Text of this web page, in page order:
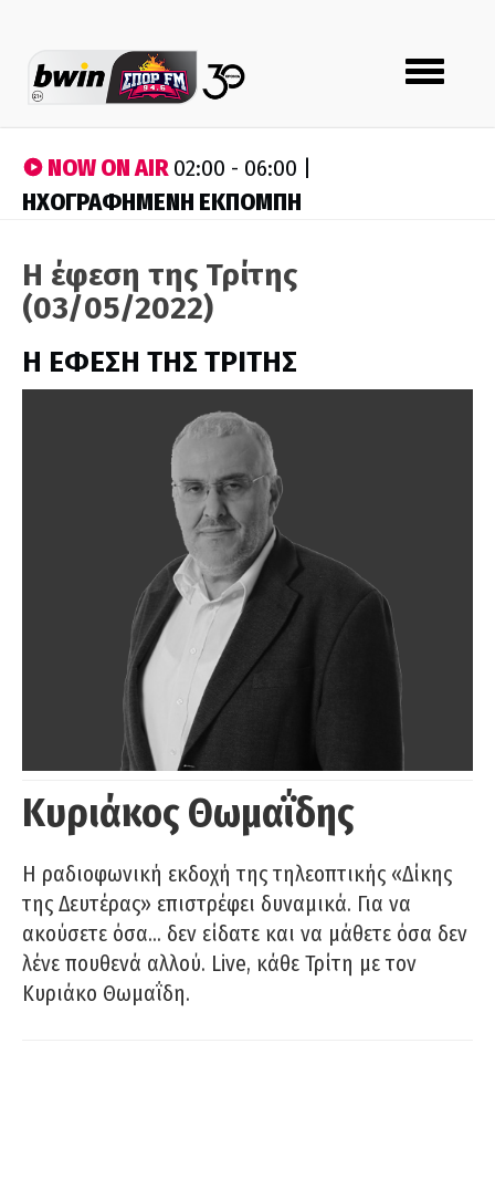
Toggle
navigation
NOW ON AIR02:00 - 06:00 |
ΗΧΟΓΡΑΦΗΜΕΝΗ ΕΚΠΟΜΠΗ
Η έφεση της Τρίτης
(03/05/2022)
Η ΕΦΕΣΗ ΤΗΣ ΤΡΙΤΗΣ
Κυριάκος Θωμαΐδης
Η ραδιοφωνική εκδοχή της τηλεοπτικής «Δίκης
της Δευτέρας» επιστρέφει δυναμικά. Για να
ακούσετε όσα… δεν είδατε και να μάθετε όσα δεν
λένε πουθενά αλλού. Live, κάθε Τρίτη με τον
Κυριάκο Θωμαΐδη.